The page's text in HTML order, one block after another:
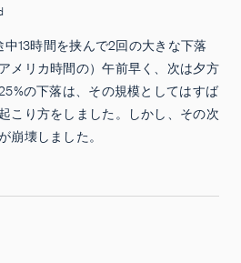
13時間を挟んで2回の大きな下落
メリカ時間の）午前早く、次は夕方
の下落は、その規模としてはすば
こり方をしました。しかし、その次
崩壊しました。